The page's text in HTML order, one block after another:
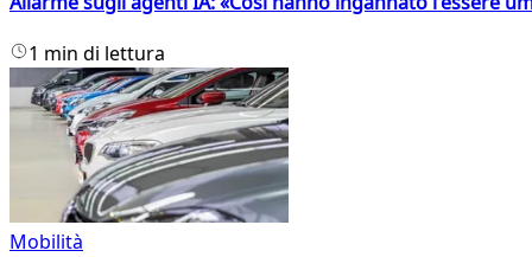
1 min di lettura
Mobilità